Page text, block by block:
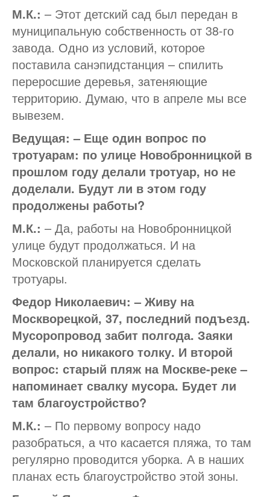
М.К.: – Этот детский сад был передан в
муниципальную собственность от 38-го
завода. Одно из условий, которое
поставила санэпидстанция – спилить
переросшие деревья, затеняющие
территорию. Думаю, что в апреле мы все
вывезем.
Ведущая: – Еще один вопрос по
тротуарам: по улице Новобронницкой в
прошлом году делали тротуар, но не
доделали. Будут ли в этом году
продолжены работы?
М.К.: – Да, работы на Новобронницкой
улице будут продолжаться. И на
Московской планируется сделать
тротуары.
Федор Николаевич: – Живу на
Москворецкой, 37, последний подъезд.
Мусоропровод забит полгода. Заяки
делали, но никакого толку. И второй
вопрос: старый пляж на Москве-реке –
напоминает свалку мусора. Будет ли
там благоустройство?
М.К.: – По первому вопросу надо
разобраться, а что касается пляжа, то там
регулярно проводится уборка. А в наших
планах есть благоустройство этой зоны.